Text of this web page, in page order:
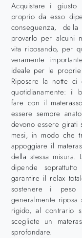
Acquistare il
proprio da esso
conseguenza,
provarlo per alcuni
vita riposando, per
veramente
ideale per le
Riposare la notte
quotidianamente: il
fare con il
essere sempre
devono essere
mesi, in modo che
appoggiare il
della stessa misura.
dipende
garantire il relax
sostenere il peso
generalmente
rigido, al contrario
scegliete un
sprofondare.